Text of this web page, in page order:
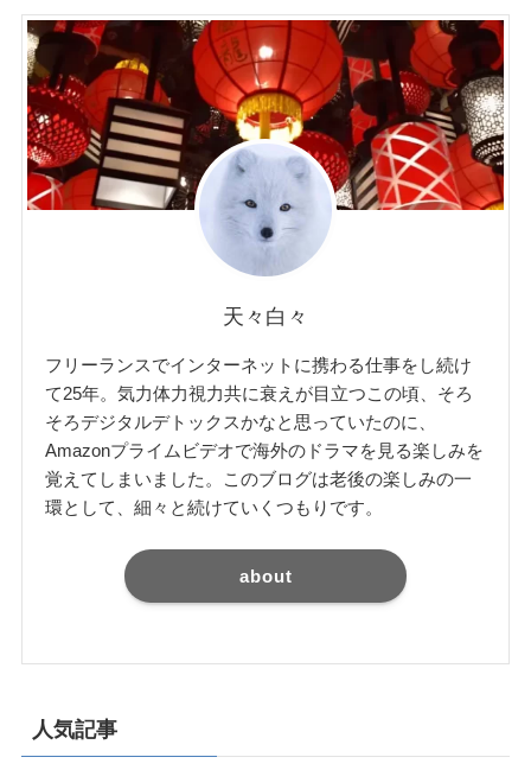
天々白々
フリーランスでインターネットに携わる仕事をし続け
て25年。気力体力視力共に衰えが目立つこの頃、そろ
そろデジタルデトックスかなと思っていたのに、
Amazonプライムビデオで海外のドラマを見る楽しみを
覚えてしまいました。このブログは老後の楽しみの一
環として、細々と続けていくつもりです。
about
人気記事